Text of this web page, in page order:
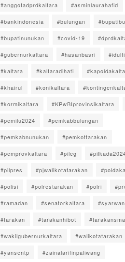
#anggotadprdkaltara #asminlaurahafid
#bankindonesia #bulungan
#bupatinunukan #covid-19
#gubernurkaltara #hasanbasri
#kaltara #kaltaradihati
#khairul #konikaltara
#kormikaltara #KPwBIprovinsikaltara
#pemilu2024 #pemkabbulungan
#pemkabnunukan #pemkottarakan
#pemprovkaltara #pileg
#pilpres #pjwalikotatarakan
#polisi #polrestarakan #polri
#ramadan #senatorkaltara
#tarakan #tarakanhibot
#wakilgubernurkaltara #walikotatarakan
#yansentp #zainalarifinpaliwang